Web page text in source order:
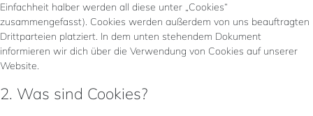
Einfachheit halber werden all diese unter „Cookies“
zusammengefasst). Cookies werden außerdem von uns beauftragten
Drittparteien platziert. In dem unten stehendem Dokument
informieren wir dich über die Verwendung von Cookies auf unserer
Website.
2. Was sind Cookies?